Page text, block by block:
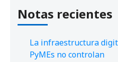
Notas recientes
La infraestructura
PyMEs no controlan